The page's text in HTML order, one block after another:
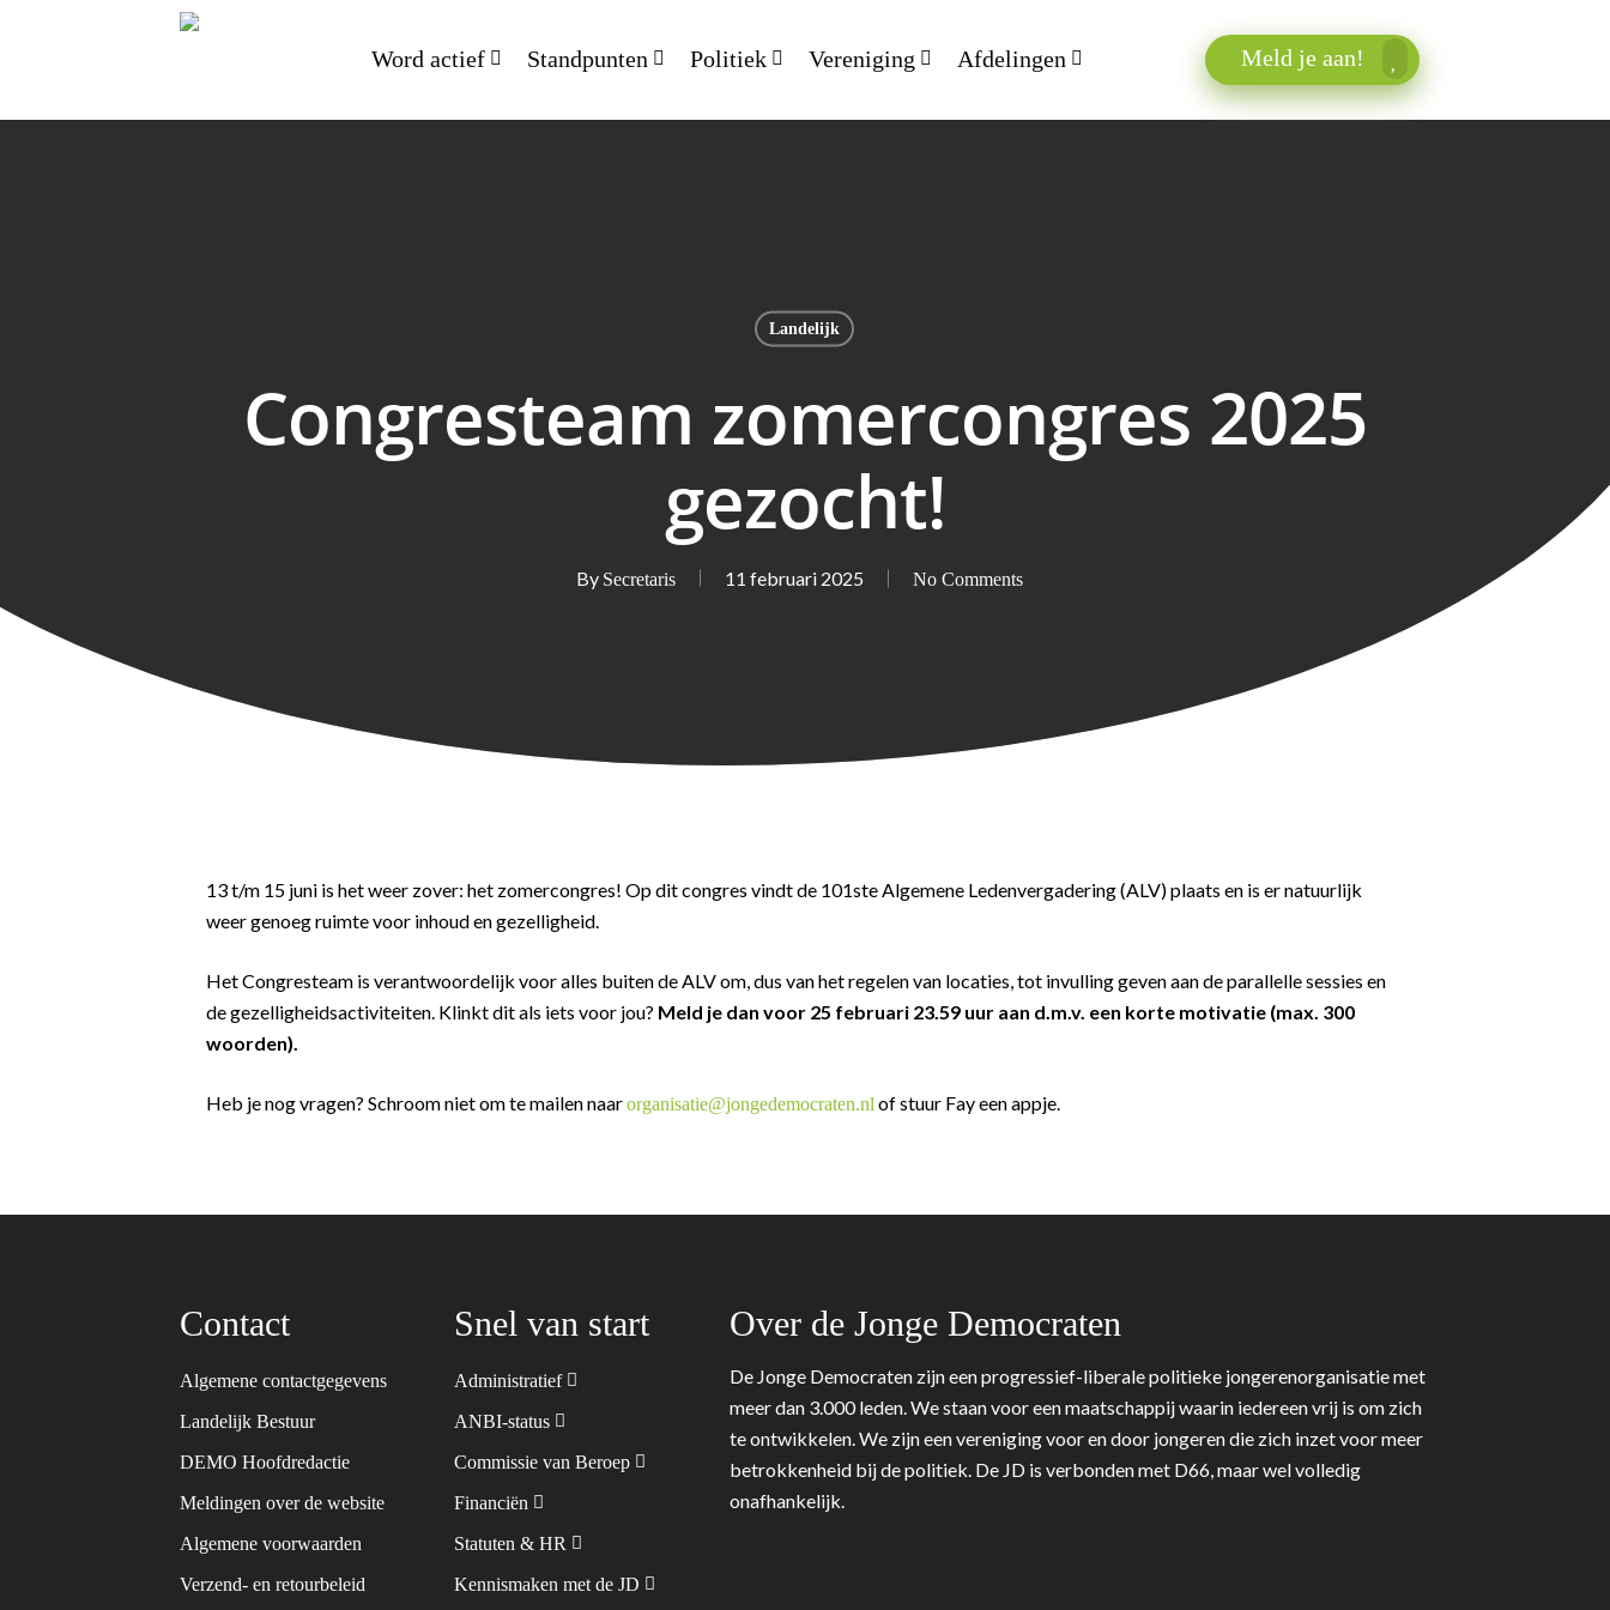
Word actief Standpunten Politiek Vereniging Afdelingen Meld je aan!
Landelijk
Congresteam zomercongres 2025
gezocht!
By Secretaris 11 februari 2025 No Comments
13 t/m 15 juni is het weer zover: het zomercongres! Op dit congres vindt de 101ste Algemene Ledenvergadering (ALV) plaats en is er natuurlijk
weer genoeg ruimte voor inhoud en gezelligheid.
Het Congresteam is verantwoordelijk voor alles buiten de ALV om, dus van het regelen van locaties, tot invulling geven aan de parallelle sessies en
de gezelligheidsactiviteiten. Klinkt dit als iets voor jou? Meld je dan voor 25 februari 23.59 uur aan d.m.v. een korte motivatie (max. 300
woorden).
Heb je nog vragen? Schroom niet om te mailen naarorganisatie@jongedemocraten.nl of stuur Fay een appje.
Contact
Algemene contactgegevens
Landelijk Bestuur
DEMO Hoofdredactie
Meldingen over de website
Algemene voorwaarden
Verzend- en retourbeleid
Snel van start
Administratief
ANBI-status
Commissie van Beroep
Financiën
Statuten & HR
Kennismaken met de JD
Over de Jonge Democraten
De Jonge Democraten zijn een progressief-liberale politieke jongerenorganisatie met
meer dan 3.000 leden. We staan voor een maatschappij waarin iedereen vrij is om zich
te ontwikkelen. We zijn een vereniging voor en door jongeren die zich inzet voor meer
betrokkenheid bij de politiek. De JD is verbonden met D66, maar wel volledig
onafhankelijk.